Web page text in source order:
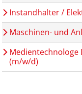
Instandhalter /
Maschinen- und
Medientechnologe
(m/w/d)